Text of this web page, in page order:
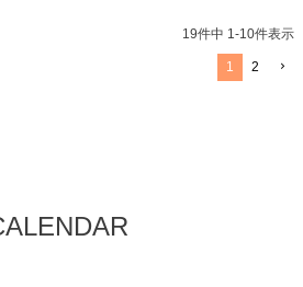
19件中 1-10件表示
1 2